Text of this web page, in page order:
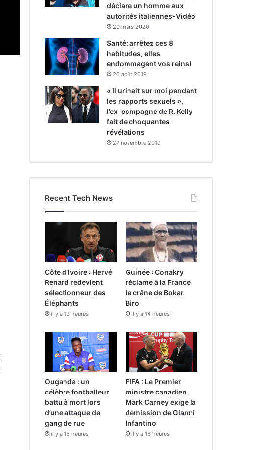
déclare un homme aux
autorités italiennes-Vidéo
20 mars 2020
Santé: arrêtez ces 8
habitudes, elles
endommagent vos reins!
26 août 2019
« Il urinait sur moi pendant
les rapports sexuels »,
l’ex-compagne de R. Kelly
fait de choquantes
révélations
27 novembre 2019
Recent Tech News
Côte d’Ivoire : Hervé
Renard redevient
sélectionneur des
Éléphants
il y a 13 heures
Guinée : Conakry
réclame à la France
le crâne de Bokar
Biro
il y a 14 heures
Ouganda : un
célèbre footballeur
battu à mort lors
d’une attaque de
gang de rue
il y a 15 heures
FIFA : Le Premier
ministre canadien
Mark Carney exige la
démission de Gianni
Infantino
il y a 16 heures